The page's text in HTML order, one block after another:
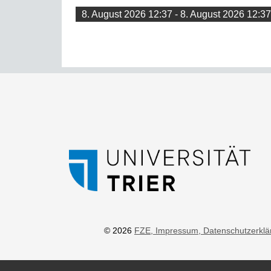
8. August 2026 12:37 - 8. August 2026 12:37
© 2026 FZE , Impressum ,